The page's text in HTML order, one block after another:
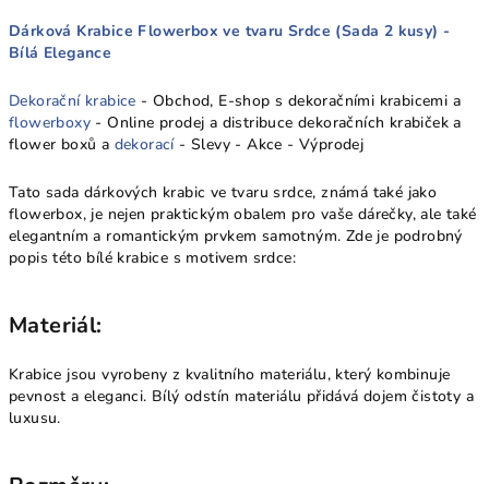
Dárková Krabice Flowerbox ve tvaru Srdce (Sada 2 kusy) -
Bílá Elegance
Dekorační krabice - Obchod, E-shop s dekoračními krabicemi a
flowerboxy - Online prodej a distribuce dekoračních krabiček a
flower boxů a dekorací- Slevy - Akce - Výprodej
Tato sada dárkových krabic ve tvaru srdce, známá také jako
flowerbox, je nejen praktickým obalem pro vaše dárečky, ale také
elegantním a romantickým prvkem samotným. Zde je podrobný
popis této bílé krabice s motivem srdce:
Materiál:
Krabice jsou vyrobeny z kvalitního materiálu, který kombinuje
pevnost a eleganci. Bílý odstín materiálu přidává dojem čistoty a
luxusu.